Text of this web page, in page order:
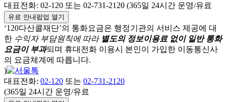
대표전화: 02-120 또는 02-731-2120 (365일 24시간 운영/유료
유료 안내팝업 열기
‘120다산콜재단’의 통화요금은 행정기관의 서비스 제공에 대
한 수익자 부담원칙에 따라 별도의 정보이용료 없이 일반 통화
요금이 부과되며 휴대전화 이용시 본인이 가입한 이동통신사
의 요금체계에 따릅니다.
)
대표전화: 02-120 또는 02-731-2120
(365일 24시간 운영/유료